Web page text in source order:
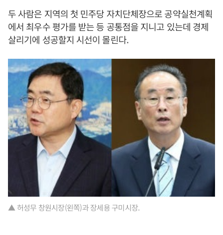
두 사람은 지역의 첫 민주당 자치단체장으로 공약실천계획
에서 최우수 평가를 받는 등 공통점을 지니고 있는데 경제
살리기에 성공할지 시선이 몰린다.
▲ 허성무 창원시장(왼쪽)과 장세용 구미시장.